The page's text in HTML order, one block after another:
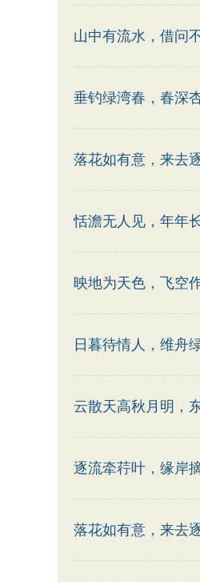
山中有流水，借问
垂钓绿湾春，春深
落花如有意，来去
恬澹无人见，年年
映地为天色，飞空
日暮待情人，维舟
云散天高秋月明，
逐流牵荇叶，缘岸
落花如有意，来去